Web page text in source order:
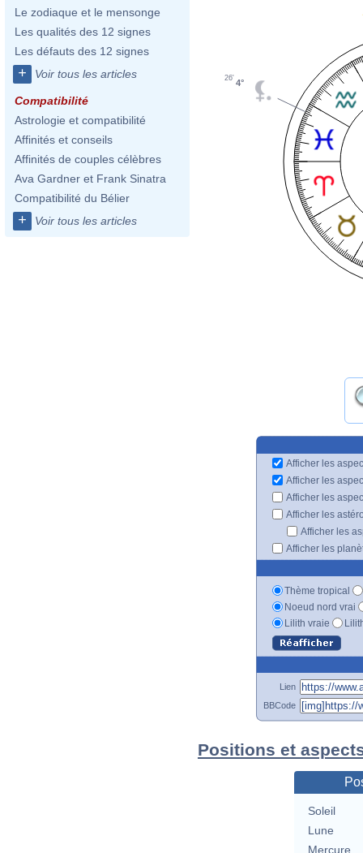
Le zodiaque et le mensonge
Les qualités des 12 signes
Les défauts des 12 signes
+ Voir tous les articles
Compatibilité
Astrologie et compatibilité
Affinités et conseils
Affinités de couples célèbres
Ava Gardner et Frank Sinatra
Compatibilité du Bélier
+ Voir tous les articles
4°
26'
Afficher les
Afficher les
Afficher les
Afficher les
Afficher les
Afficher les
Thème tropical
Noeud nord vrai
Lilith vraie
Lien
BBCode
Positions et
Soleil
Lune
Mercure